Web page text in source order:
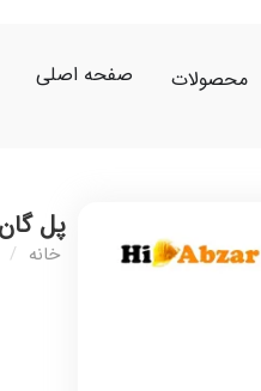
محصولات صفحه اصلی
پل گان 150 سانتی
خانه /